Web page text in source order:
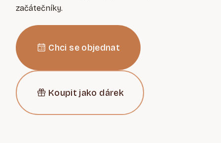
začátečníky.
Chci se objednat
Koupit jako dárek